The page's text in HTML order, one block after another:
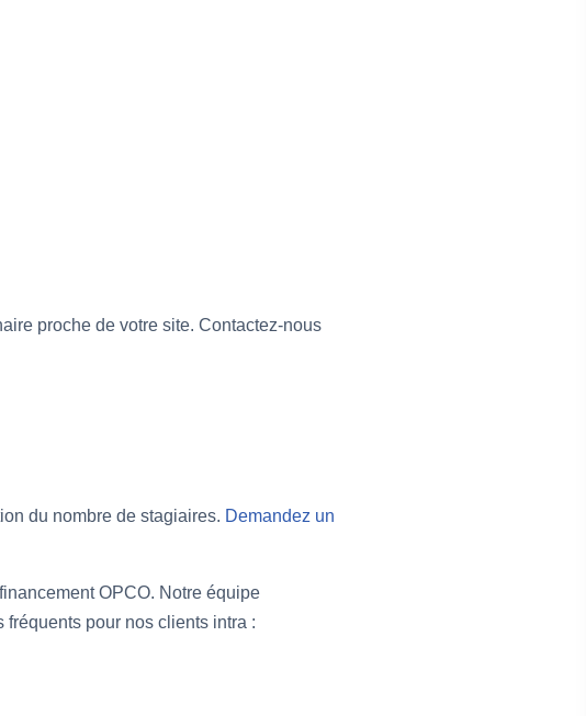
proche de votre site. Contactez-nous
du nombre de stagiaires. Demandez un
OPCO. Notre équipe
pour nos clients intra :